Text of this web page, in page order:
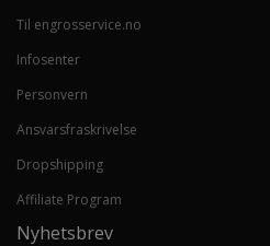
Til engrosservice.no
Infosenter
Personvern
Ansvarsfraskrivelse
Dropshipping
Affiliate Program
Nyhetsbrev